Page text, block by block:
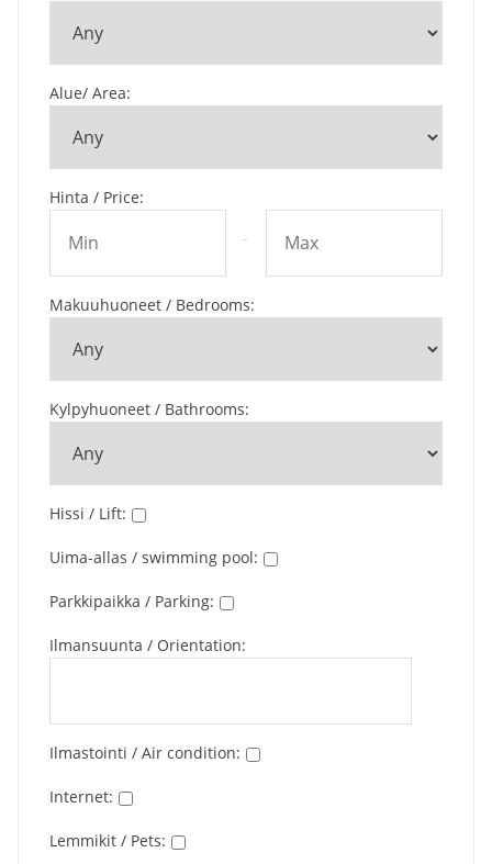
Alue/ Area:
Hinta / Price:
-
Makuuhuoneet / Bedrooms:
Kylpyhuoneet / Bathrooms:
Hissi / Lift:
Uima-allas / swimming pool:
Parkkipaikka / Parking:
Ilmansuunta / Orientation:
Ilmastointi / Air condition:
Internet:
Lemmikit / Pets: